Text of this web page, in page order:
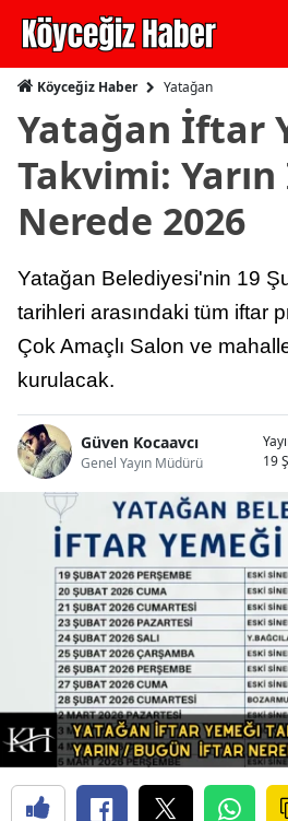
Köyceğiz Haber Yatağan
Yatağan İftar
Takvimi:
Nerede 2026
Yatağan Belediyesi'nin 19
tarihleri arasındaki tüm iftar
Çok Amaçlı Salon ve
kurulacak.
Güven Kocaavcı
Genel Yayın Müdürü
19